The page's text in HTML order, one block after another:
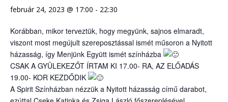
február 24, 2023 @ 17:00 - 22:30
Korábban, mikor terveztük, hogy megyünk, sajnos elmaradt,
viszont most megújult szereposztással ismét műsoron a Nyitott
házasság, így Menjünk Együtt ismét színházba
CSAK A GYÜLEKEZŐT ÍRTAM KI 17.00- RA, AZ ELŐADÁS
19.00- KOR KEZDŐDIK
A Spirit Színházban nézzük a Nyitott házasság című darabot,